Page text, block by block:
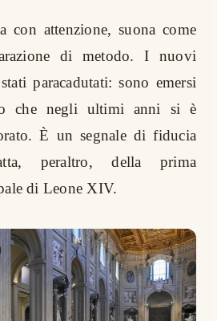
con attenzione, suona come
di metodo. I nuovi
paracadutati: sono emersi
che negli ultimi anni si è
È un segnale di fiducia
peraltro, della prima
di Leone XIV.